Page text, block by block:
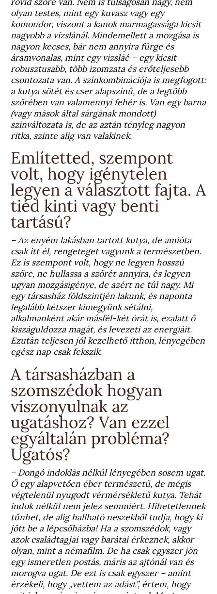
olyan testes, mint egy kuvasz vagy egy
komondor, viszont a kanok marmagassága kicsit
nagyobb a vizslánál. Mindemellett a mozgása is
nagyon kecses, bár nem annyira fürge és
áramvonalas, mint egy vizsláé – egy kicsit
robusztusabb, több izomzata és erőteljesebb
csontozata van. A színkombinációja is megfogott:
a kutya sötét és cser alapszínű, de a legtöbb
szőrében van valamennyi fehér is. Van egy barna
(vagy mások által sárgának mondott)
színváltozata is, de az aztán tényleg nagyon
ritka, szinte alig van valakinek.
Említetted, szempont
volt, hogy igénytelen
legyen a választott fajta. A
tiéd kinti vagy benti
tartású?
– Az enyém lakásban tartott kutya, de amióta
csak itt él, rengeteget vagyunk a természetben.
Ez is szempont volt, hogy ne legyen hosszú
szőre, ne hullassa a szőrét annyira, és legyen
ugyan mozgásigénye, de azért ne túl nagy. Mi
egy társasház földszintjén lakunk, és naponta
legalább kétszer kimegyünk sétálni,
alkalmanként akár másfél-két órát is, ezalatt ő
kiszáguldozza magát, és levezeti az energiáit.
Ezután teljesen jól kezelhető itthon, lényegében
egész nap csak fekszik.
A társasházban a
szomszédok hogyan
viszonyulnak az
ugatáshoz? Van ezzel
egyáltalán probléma?
Ugatós?
– Dongó indoklás nélkül lényegében sosem ugat.
Ő egy alapvetően éber természetű, de mégis
végtelenül nyugodt vérmérsékletű kutya. Tehát
indok nélkül nem jelez semmiért. Hihetetlennek
tűnhet, de alig hallható neszekből tudja, hogy ki
jött be a lépcsőházba! Ha a szomszédok, vagy
azok családtagjai vagy barátai érkeznek, akkor
olyan, mint a némafilm. De ha csak egyszer jön
egy ismeretlen postás, máris az ajtónál van és
morogva ugat. De ezt is csak egyszer – amint
érzékeli, hogy „vettem az adást”, értem, hogy